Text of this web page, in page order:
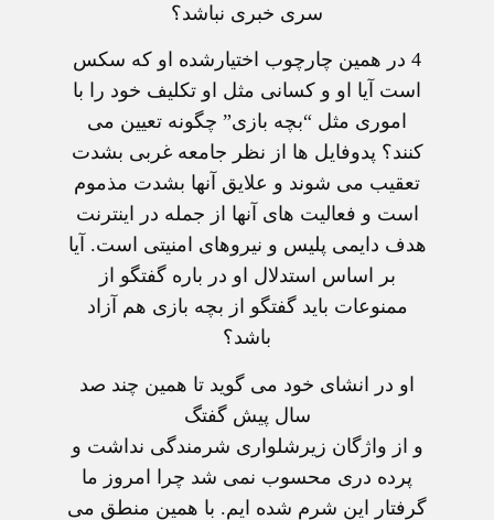
سری خبری نباشد؟
4 در همين چارچوب اختيارشده او که سکس
است آيا او و کسانی مثل او تکليف خود را با
اموری مثل “بچه بازی” چگونه تعيين می
کنند؟ پدوفايل ها از نظر جامعه غربی بشدت
تعقيب می شوند و علايق آنها بشدت مذموم
است و فعاليت های آنها از جمله در اينترنت
هدف دايمی پليس و نيروهای امنيتی است. آيا
بر اساس استدلال او در باره گفتگو از
ممنوعات بايد گفتگو از بچه بازی هم آزاد
باشد؟
او در انشای خود می گويد تا همين چند صد
سال پيش گفتگ
و از واژگان زيرشلواری شرمندگی نداشت و
پرده دری محسوب نمی شد چرا امروز ما
گرفتار اين شرم شده ايم. با همين منطق می